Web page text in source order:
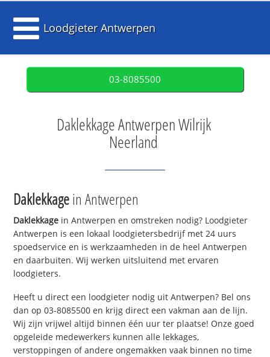
Loodgieter Antwerpen
03-8085500
Daklekkage Antwerpen Wilrijk
Neerland
Daklekkagein Antwerpen
Daklekkage in Antwerpen en omstreken nodig? Loodgieter
Antwerpen is een lokaal loodgietersbedrijf met 24 uurs
spoedservice en is werkzaamheden in de heel Antwerpen
en daarbuiten. Wij werken uitsluitend met ervaren
loodgieters.
Heeft u direct een loodgieter nodig uit Antwerpen? Bel ons
dan op 03-8085500 en krijg direct een vakman aan de lijn.
Wij zijn vrijwel altijd binnen één uur ter plaatse! Onze goed
opgeleide medewerkers kunnen alle lekkages,
verstoppingen of andere ongemakken vaak binnen no time